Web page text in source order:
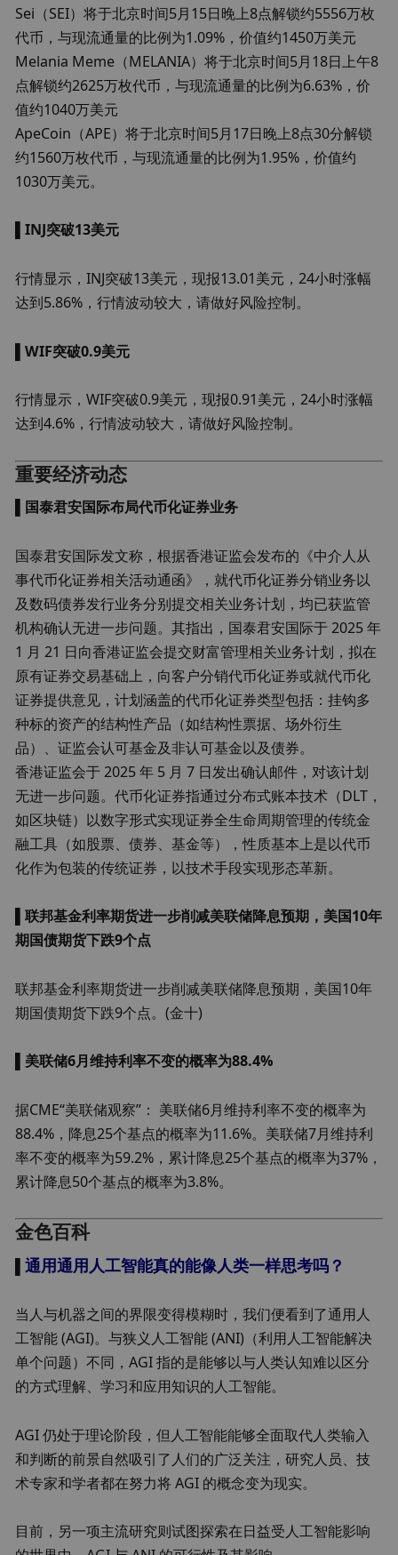
Sei（SEI）将于北京时间5月15日晚上8点解锁约5556万枚
代币，与现流通量的比例为1.09%，价值约1450万美元
Melania Meme（MELANIA）将于北京时间5月18日上午8
点解锁约2625万枚代币，与现流通量的比例为6.63%，价
值约1040万美元
ApeCoin（APE）将于北京时间5月17日晚上8点30分解锁
约1560万枚代币，与现流通量的比例为1.95%，价值约
1030万美元。
▌INJ突破13美元
行情显示，INJ突破13美元，现报13.01美元，24小时涨幅
达到5.86%，行情波动较大，请做好风险控制。
▌WIF突破0.9美元
行情显示，WIF突破0.9美元，现报0.91美元，24小时涨幅
达到4.6%，行情波动较大，请做好风险控制。
重要经济动态
国泰君安国际布局代币化证券业务
国泰君安国际发文称，根据香港证监会发布的《中介人从
事代币化证券相关活动通函》，就代币化证券分销业务以
及数码债券发行业务分别提交相关业务计划，均已获监管
机构确认无进一步问题。其指出，国泰君安国际于 2025 年
1 月 21 日向香港证监会提交财富管理相关业务计划，拟在
原有证券交易基础上，向客户分销代币化证券或就代币化
证券提供意见，计划涵盖的代币化证券类型包括：挂钩多
种标的资产的结构性产品（如结构性票据、场外衍生
品）、证监会认可基金及非认可基金以及债券。
香港证监会于 2025 年 5 月 7 日发出确认邮件，对该计划
无进一步问题。代币化证券指通过分布式账本技术（DLT，
如区块链）以数字形式实现证券全生命周期管理的传统金
融工具（如股票、债券、基金等），性质基本上是以代币
化作为包装的传统证券，以技术手段实现形态革新。
▌联邦基金利率期货进一步削减美联储降息预期，美国10年
期国债期货下跌9个点
联邦基金利率期货进一步削减美联储降息预期，美国10年
期国债期货下跌9个点。(金十)
美联储6月维持利率不变的概率为88.4%
据CME“美联储观察”： 美联储6月维持利率不变的概率为
88.4%，降息25个基点的概率为11.6%。美联储7月维持利
率不变的概率为59.2%，累计降息25个基点的概率为37%，
累计降息50个基点的概率为3.8%。
金色百科
▌通用通用人工智能真的能像人类一样思考吗？
当人与机器之间的界限变得模糊时，我们便看到了通用人
工智能 (AGI)。与狭义人工智能 (ANI)（利用人工智能解决
单个问题）不同，AGI 指的是能够以与人类认知难以区分
的方式理解、学习和应用知识的人工智能。
AGI 仍处于理论阶段，但人工智能能够全面取代人类输入
和判断的前景自然吸引了人们的广泛关注，研究人员、技
术专家和学者都在努力将 AGI 的概念变为现实。
目前，另一项主流研究则试图探索在日益受人工智能影响